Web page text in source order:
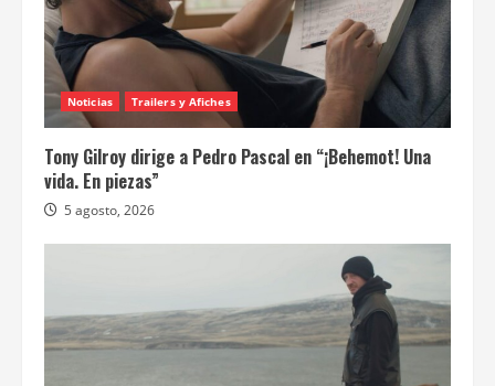
Noticias Trailers y Afiches
Tony Gilroy dirige a Pedro Pascal en “¡Behemot! Una
vida. En piezas”
5 agosto, 2026